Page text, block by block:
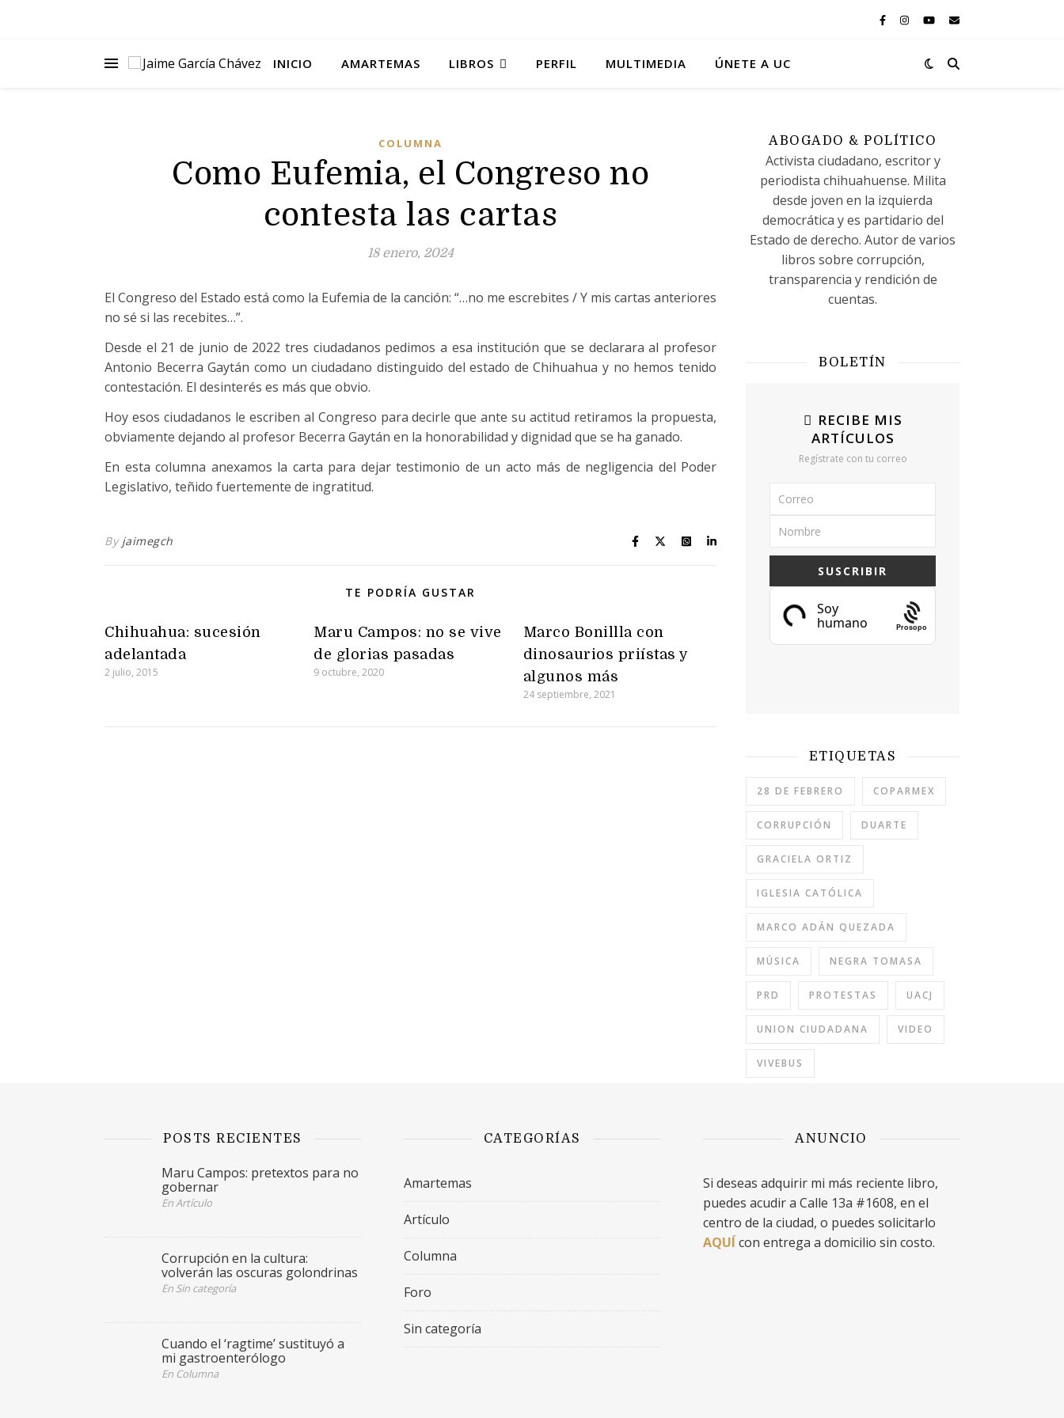
INICIO AMARTEMAS LIBROS PERFIL MULTIMEDIA ÚNETE A UC
COLUMNA
Como Eufemia, el Congreso no
contesta las cartas
18 enero, 2024
El Congreso del Estado está como la Eufemia de la canción: “…no me escrebites / Y mis cartas anteriores
no sé si las recebites…”.
Desde el 21 de junio de 2022 tres ciudadanos pedimos a esa institución que se declarara al profesor
Antonio Becerra Gaytán como un ciudadano distinguido del estado de Chihuahua y no hemos tenido
contestación. El desinterés es más que obvio.
Hoy esos ciudadanos le escriben al Congreso para decirle que ante su actitud retiramos la propuesta,
obviamente dejando al profesor Becerra Gaytán en la honorabilidad y dignidad que se ha ganado.
En esta columna anexamos la carta para dejar testimonio de un acto más de negligencia del Poder
Legislativo, teñido fuertemente de ingratitud.
By jaimegch
TE PODRÍA GUSTAR
Chihuahua: sucesión
adelantada
2 julio, 2015
Maru Campos: no se vive
de glorias pasadas
9 octubre, 2020
Marco Bonillla con
dinosaurios priístas y
algunos más
24 septiembre, 2021
ABOGADO & POLÍTICO
Activista ciudadano, escritor y
periodista chihuahuense. Milita
desde joven en la izquierda
democrática y es partidario del
Estado de derecho. Autor de varios
libros sobre corrupción,
transparencia y rendición de
cuentas.
BOLETÍN
RECIBE MIS
ARTÍCULOS
Regístrate con tu correo
Prosopo
ETIQUETAS
28 DE FEBRERO COPARMEX
CORRUPCIÓN DUARTE
GRACIELA ORTIZ
IGLESIA CATÓLICA
MARCO ADÁN QUEZADA
MÚSICA NEGRA TOMASA
PRD PROTESTAS UACJ
UNION CIUDADANA VIDEO
VIVEBUS
POSTS RECIENTES
Maru Campos: pretextos para no
gobernar
En Artículo
Corrupción en la cultura:
volverán las oscuras golondrinas
En Sin categoría
Cuando el ‘ragtime’ sustituyó a
mi gastroenterólogo
En Columna
CATEGORÍAS
Amartemas
Artículo
Columna
Foro
Sin categoría
ANUNCIO
Si deseas adquirir mi más reciente libro,
puedes acudir a Calle 13a #1608, en el
centro de la ciudad, o puedes solicitarlo
AQUÍcon entrega a domicilio sin costo.